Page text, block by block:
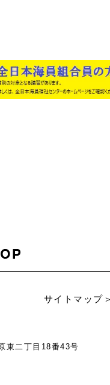
サイトマップ
東二丁目18番43号